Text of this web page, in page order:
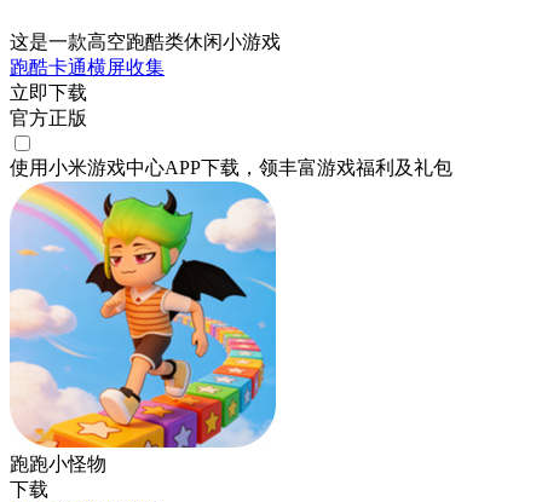
这是一款高空跑酷类休闲小游戏
跑酷卡通横屏收集
立即下载
官方正版
使用小米游戏中心APP下载 ，领丰富游戏福利 及礼包
跑跑小怪物
下载